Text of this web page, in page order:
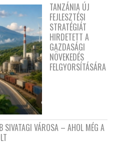
TANZÁNIA ÚJ
FEJLESZTÉSI
STRATÉGIÁT
HIRDETETT A
GAZDASÁGI
NÖVEKEDÉS
FELGYORSÍTÁSÁRA
SIVATAGI VÁROSA – AHOL MÉG A